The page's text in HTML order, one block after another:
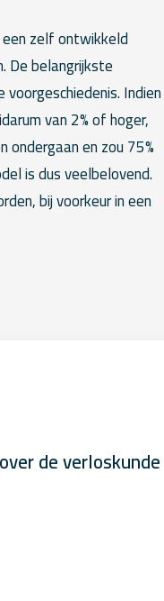
zelf ontwikkeld
De belangrijkste
Indien
van 2% of hoger,
en zou 75%
is dus veelbelovend.
bij voorkeur in een
de verloskunde